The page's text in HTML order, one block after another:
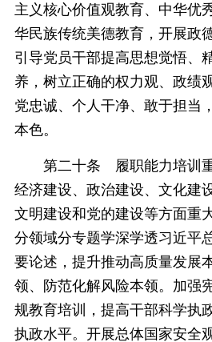
主义核心价值观教育、中华优
华民族传统美德教育，开展政
引导党员干部提高思想觉悟、
养，树立正确的权力观、政绩
党忠诚、个人干净、敢于担当
本色。
第二十条 履职能力培训重
经济建设、政治建设、文化建
文明建设和党的建设等方面重
分领域分专题学深学透习近平
要论述，提升推动高质量发展
领、防范化解风险本领。加强
规教育培训，提高干部科学执
执政水平。开展总体国家安全